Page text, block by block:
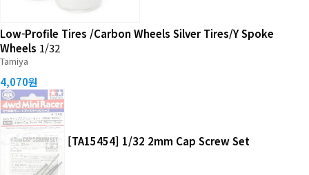
Low-Profile Tires /Carbon Wheels Silver Tires/Y Spoke
Wheels 1/32
Tamiya
4,070원
[TA15454] 1/32 2mm Cap Screw Set